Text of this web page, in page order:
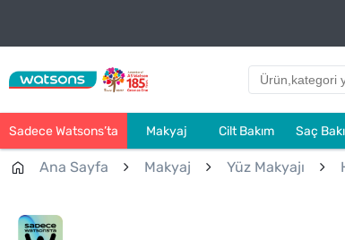
Sadece Watsons’ta Makyaj Cilt Bakım Saç
Ana Sayfa Makyaj Yüz Makyajı